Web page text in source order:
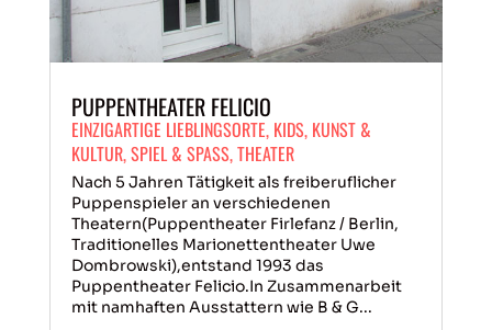
PUPPENTHEATER FELICIO
EINZIGARTIGE LIEBLINGSORTE, KIDS, KUNST &
KULTUR,SPIEL & SPASS,THEATER
Nach 5 Jahren Tätigkeit als freiberuflicher
Puppenspieler an verschiedenen
Theatern(Puppentheater Firlefanz / Berlin,
Traditionelles Marionettentheater Uwe
Dombrowski),entstand 1993 das
Puppentheater Felicio.In Zusammenarbeit
mit namhaften Ausstattern wie B & G...